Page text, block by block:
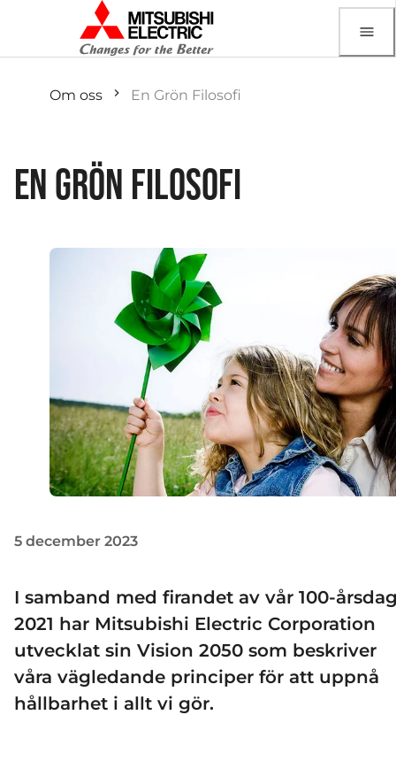
Om oss En Grön Filosofi
EN GRÖN FILOSOFI
5 december 2023
I samband med firandet av vår 100-
2021 har Mitsubishi Electric Corporation
utvecklat sin Vision 2050 som beskriver
våra vägledande principer för att uppnå
hållbarhet i allt vi gör.